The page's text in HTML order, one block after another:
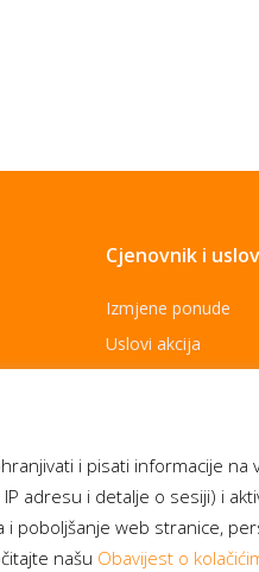
Cjenovnik i
Izmjene ponude
Uslovi akcija
i pisati informacije
adresu i detalje o sesiji) i
poboljšanje web stranice,
našu Obavijest o